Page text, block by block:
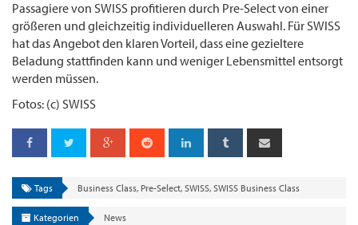
Passagiere von SWISS profitieren durch Pre-Select von einer
größeren und gleichzeitig individuelleren Auswahl. Für SWISS
hat das Angebot den klaren Vorteil, dass eine gezieltere
Beladung stattfinden kann und weniger Lebensmittel entsorgt
werden müssen.
Fotos: (c) SWISS
Tags Business Class, Pre-Select, SWISS, SWISS Business Class
Kategorien News